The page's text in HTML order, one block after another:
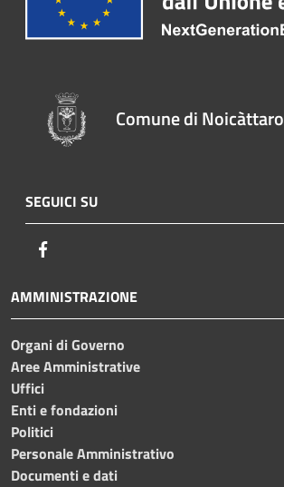
Comune di Noicàttaro
SEGUICI SU
AMMINISTRAZIONE
Organi di Governo
Aree Amministrative
Uffici
Enti e fondazioni
Politici
Personale Amministrativo
Documenti e dati